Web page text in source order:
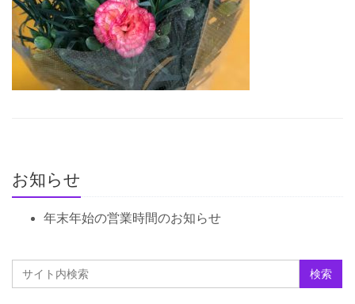
お知らせ
年末年始の営業時間のお知らせ